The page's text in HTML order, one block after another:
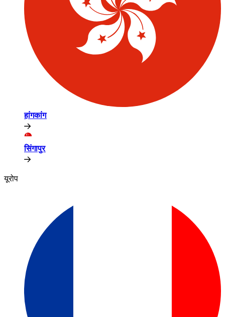
हांगकांग​​
सिंगापुर​​
यूरोप​​